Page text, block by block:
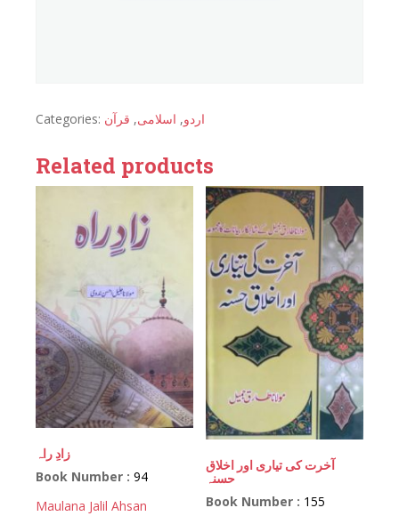
Categories: اردو, اسلامی, قرآن
Related products
زادِ راہ
Book Number : 94
Maulana Jalil Ahsan
آخرت کی تیاری اور اخلاق
حسنہ
Book Number : 155